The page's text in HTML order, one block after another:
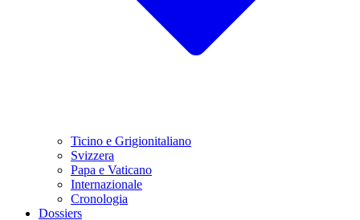
Ticino e Grigionitaliano
Svizzera
Papa e Vaticano
Internazionale
Cronologia
Dossiers